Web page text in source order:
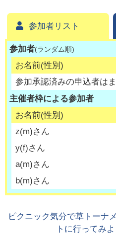
参加者リスト
参加者(ランダム順)
お名前(性別)
参加承認済みの申込者は
主催者枠による参加者
お名前(性別)
z(m)さん
y(f)さん
a(m)さん
b(m)さん
ピクニック気分で草トーナ
トに行ってみ